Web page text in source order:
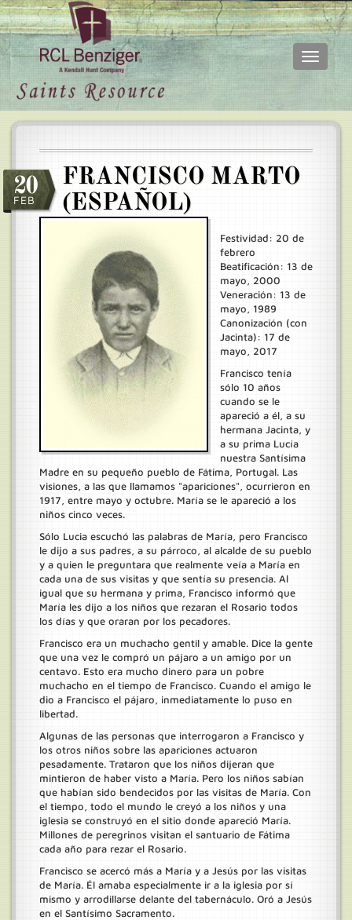
Skip
Toggle
Main
20
FEB
FRANCISCO MARTO
(ESPAÑOL)
Festividad: 20 de
febrero
Beatificación: 13 de
mayo, 2000
Veneración: 13 de
mayo, 1989
Canonización (con
Jacinta): 17 de
mayo, 2017
Francisco tenía
sólo 10 años
cuando se le
apareció a él, a su
hermana Jacinta, y
a su prima Lucía
nuestra Santísima
Madre en su pequeño pueblo de Fátima, Portugal. Las
visiones, a las que llamamos "apariciones", ocurrieron en
1917, entre mayo y octubre. María se le apareció a los
niños cinco veces.
Sólo Lucia escuchó las palabras de María, pero Francisco
le dijo a sus padres, a su párroco, al alcalde de su pueblo
y a quien le preguntara que realmente veía a María en
cada una de sus visitas y que sentía su presencia. Al
igual que su hermana y prima, Francisco informó que
María les dijo a los niños que rezaran el Rosario todos
los días y que oraran por los pecadores.
Francisco era un muchacho gentil y amable. Dice la gente
que una vez le compró un pájaro a un amigo por un
centavo. Esto era mucho dinero para un pobre
muchacho en el tiempo de Francisco. Cuando el amigo le
dio a Francisco el pájaro, inmediatamente lo puso en
libertad.
Algunas de las personas que interrogaron a Francisco y
los otros niños sobre las apariciones actuaron
pesadamente. Trataron que los niños dijeran que
mintieron de haber visto a María. Pero los niños sabían
que habían sido bendecidos por las visitas de María. Con
el tiempo, todo el mundo le creyó a los niños y una
iglesia se construyó en el sitio donde apareció María.
Millones de peregrinos visitan el santuario de Fátima
cada año para rezar el Rosario.
Francisco se acercó más a María y a Jesús por las visitas
de María. Él amaba especialmente ir a la iglesia por sí
mismo y arrodillarse delante del tabernáculo. Oró a Jesús
en el Santísimo Sacramento.